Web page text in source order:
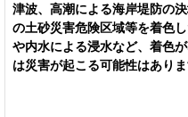
津波、高潮による海岸堤防の
の土砂災害危険区域等を着色
や内水による浸水など、着色
は災害が起こる可能性はありま